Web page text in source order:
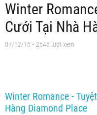
Winter
Cưới Tại Nhà
07/12/16 • 2646 lượt xem
Winter Romance -
Hàng Diamond Place